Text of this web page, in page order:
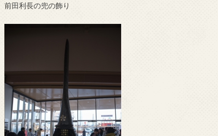
前田利長の兜の飾り